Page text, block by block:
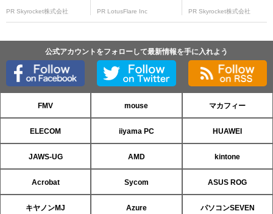
PR Skyrocket株式会社 PR LotusFlare Inc PR Skyrocket株式会社
公式アカウントをフォローして最新情報を手に入れよう
FMV mouse マカフィー
ELECOM iiyama PC HUAWEI
JAWS-UG AMD kintone
Acrobat Sycom ASUS ROG
キヤノンMJ Azure パソコンSEVEN